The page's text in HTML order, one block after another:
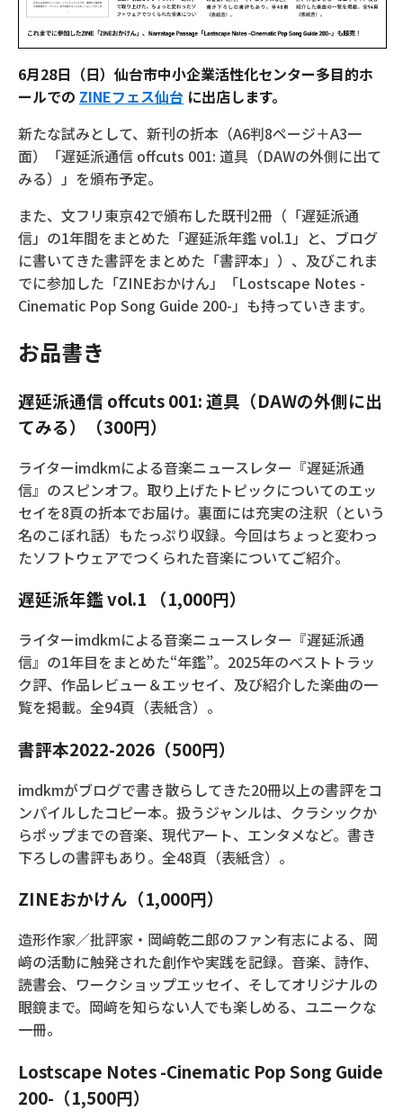
6月28日（日）仙台市中小企業活性化センター多目的ホ
ールでの ZINEフェス仙台 に出店します。
新たな試みとして、新刊の折本（A6判8ページ＋A3一
面）「遅延派通信 offcuts 001: 道具（DAWの外側に出て
みる）」を頒布予定。
また、文フリ東京42で頒布した既刊2冊（「遅延派通
信」の1年間をまとめた「遅延派年鑑 vol.1」と、ブログ
に書いてきた書評をまとめた「書評本」）、及びこれま
でに参加した「ZINEおかけん」「Lostscape Notes -
Cinematic Pop Song Guide 200-」も持っていきます。
お品書き
遅延派通信 offcuts 001: 道具（DAWの外側に出
てみる）（300円）
ライターimdkmによる音楽ニュースレター『遅延派通
信』のスピンオフ。取り上げたトピックについてのエッ
セイを8頁の折本でお届け。裏面には充実の注釈（という
名のこぼれ話）もたっぷり収録。今回はちょっと変わっ
たソフトウェアでつくられた音楽についてご紹介。
遅延派年鑑 vol.1 （1,000円）
ライターimdkmによる音楽ニュースレター『遅延派通
信』の1年目をまとめた“年鑑”。2025年のベストトラッ
ク評、作品レビュー＆エッセイ、及び紹介した楽曲の一
覧を掲載。全94頁（表紙含）。
書評本2022-2026（500円）
imdkmがブログで書き散らしてきた20冊以上の書評をコ
ンパイルしたコピー本。扱うジャンルは、クラシックか
らポップまでの音楽、現代アート、エンタメなど。書き
下ろしの書評もあり。全48頁（表紙含）。
ZINEおかけん（1,000円）
造形作家／批評家・岡﨑乾二郎のファン有志による、岡
﨑の活動に触発された創作や実践を記録。音楽、詩作、
読書会、ワークショップエッセイ、そしてオリジナルの
眼鏡まで。岡﨑を知らない人でも楽しめる、ユニークな
一冊。
Lostscape Notes -Cinematic Pop Song Guide
200-（1,500円）